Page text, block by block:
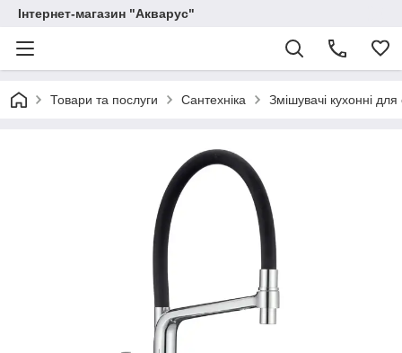
Інтернет-магазин "Акварус"
Товари та послуги Сантехніка Змішувачі кухонні